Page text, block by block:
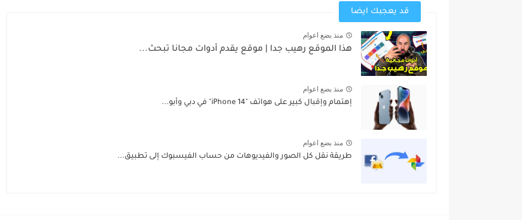
قد يعجبك ايضا
منذ بضع اعوام
هذا الموقع رهيب جدا | موقع يقدم أدوات مجانا تبحث...
منذ بضع اعوام
إهتمام وإقبال كبير على هواتف "iPhone 14" في دبي وأبو...
منذ بضع اعوام
طريقة نقل كل الصور والفيديوهات من حساب الفيسبوك إلى تطبيق...